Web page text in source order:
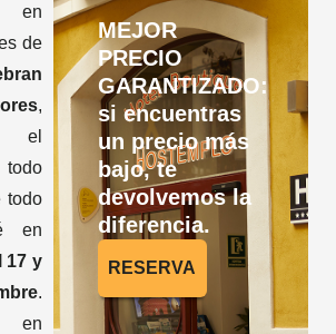
en
de
,
el
todo
en
17 y
.
en
MEJOR
PRECIO
GARANTIZADO:
si encuentras
un precio más
bajo, te
devolvemos la
diferencia.
RESERVA